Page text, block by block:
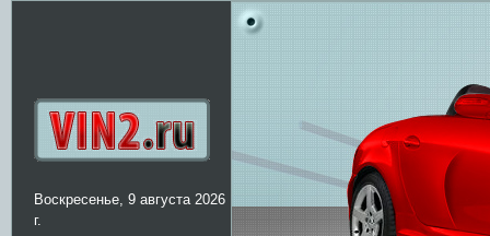
Воскресенье, 9 августа 2026
г.